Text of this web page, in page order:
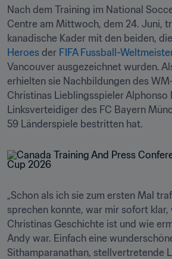
Nach dem Training im National
Centre am Mittwoch, dem 24. Juni,
kanadische Kader mit den beiden,
Heroes der FIFA Fussball-
Vancouver ausgezeichnet wurden.
erhielten sie Nachbildungen des
Christinas Lieblingsspieler Alphonso
Linksverteidiger des FC Bayern
59 Länderspiele bestritten hat.
„Schon als ich sie zum ersten Mal
sprechen konnte, war mir sofort klar,
Christinas Geschichte ist und wie
Andy war. Einfach eine
Sithamparanathan, stellvertretende